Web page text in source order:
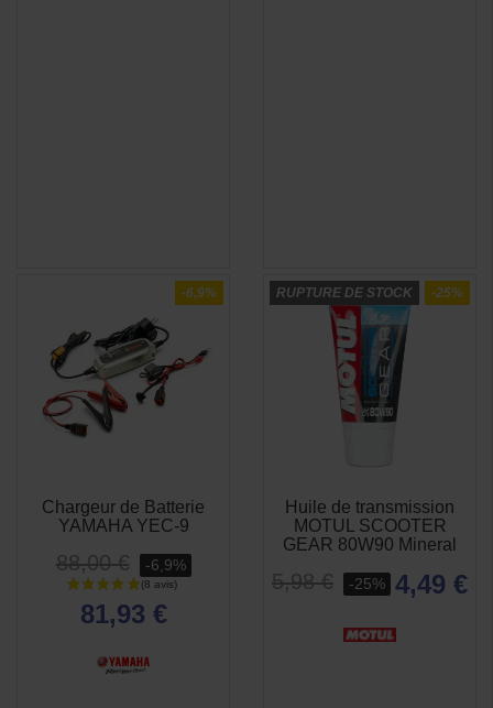
-6,9%
Chargeur de Batterie
YAMAHA YEC-9
88,00 € -6,9%
81,93 €
-25%
RUPTURE DE STOCK
Huile de transmission
MOTUL SCOOTER
GEAR 80W90 Mineral
5,98 € -25% 4,49 €
APERÇU
RAPIDE
APERÇU
RAPIDE